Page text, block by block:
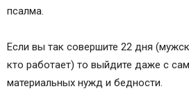
псалма.
Если вы так совершите 22 дня
кто работает) то выйдите даже с
материальных нужд и бедности.